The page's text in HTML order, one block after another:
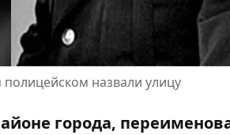
назвали улицу
города,